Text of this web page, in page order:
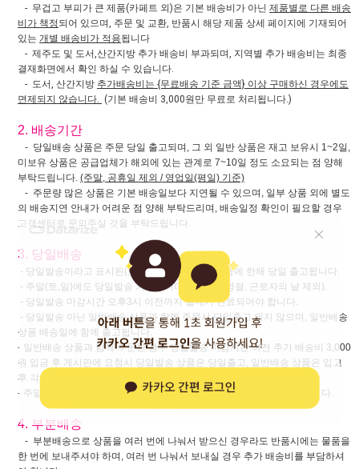
- 무겁고 부피가 큰 제품(카페트 외)은 기본 배송비가 아닌 제품별로 다른 배송
비가 책정되어 있으며, 주문 및 교환, 반품시 해당 제품 상세 페이지에 기재되어
있는 개별 배송비가 적용됩니다
- 제주도 및 도서,산간지방 추가 배송비 부과되며, 지역별 추가 배송비는 최종
결재화면에서 확인 하실 수 있습니다.
- 도서, 산간지방 추가배송비는 {무료배송 기준 금액} 이상 구매하신 경우에도
면제되지 않습니다. (기본 배송비 3,000원만 무료로 처리됩니다.)
2. 배송기간
- 당일배송 상품은 주문 당일 출고되며, 그 외 일반 상품은 재고 보유시 1~2일,
미보유 상품은 공급업체가 해외에 있는 관계로 7~10일 정도 소요되는 점 양해
부탁드립니다. (주말, 공휴일 제외 / 영업일(평일) 기준)
- 주문량 많은 상품은 기본 배송일보다 지연될 수 있으며, 일부 상품 외에 별도
의 배송지연 안내가 어려운 점 양해 부탁드리며, 배송일정 확인이 필요할 경우
고객센터로 문의주실 것을 부탁드립니다.
3. 당일배송
- 당일발송이라고 표시된(또는 아이콘 부착된) 상품에 한해 당일 출고됩니다.
- 주말(토,일)에도 당일발송 가능합니다. (공휴일, 명절, 근로자의 날 제외).
- 당일발송 마감시간 오후3시 이전까지 결제가 완료되어야 합니다.
- 당일발송 아닌 일반배송 상품과 함께 주문시 당일출고 되지 않으며, 일반배송
상품 배송일에 함께 출고됩니다.
- 일반배송 상품과 함께 주문한 경우 당일발송 마감시간 이전 추가 배송비 3,000
원 입금 후 게시판에 요청시 당일발송 상품은 당일출고, 일반배송 상품은 입고
후 각각 배송해 드립니다.
- 주말에는 (당일출고+일반배송) 입금 후 별도 요청건은 처리되지 않습니다.
4. 부분배송
- 부분배송으로 상품을 여러 번에 나눠서 받으신 경우라도 반품시에는 물품을
한 번에 보내주셔야 하며, 여러 번 나눠서 보내실 경우 추가 배송비를 부담하셔